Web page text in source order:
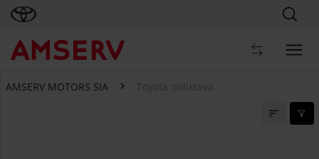
AMSERV MOTORS SIA Toyota noliktava